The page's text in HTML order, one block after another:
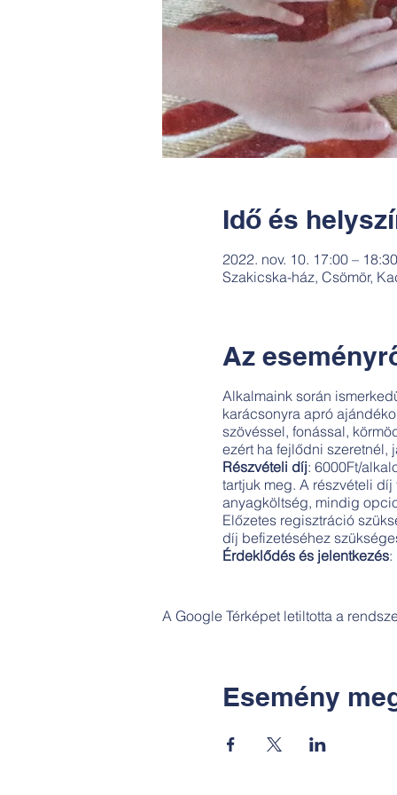
Idő és
2022. nov. 10. 17:00 –
Szakicska-ház, Csömör,
Az
Alkalmaink során
karácsonyra apró
szövéssel, fonással,
ezért ha fejlődni
Részvételi díj: 6000Ft/
tartjuk meg. A részvételi
anyagköltség, mindig
Előzetes regisztráció
díj befizetéséhez
Érdeklődés és jelentkezés:
A Google Térképet letiltotta a
Esemény